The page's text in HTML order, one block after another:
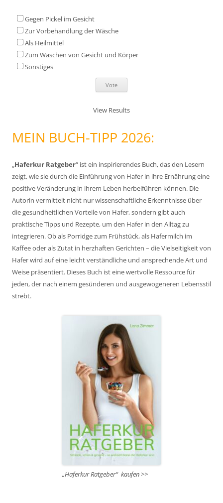
Gegen Pickel im Gesicht
Zur Vorbehandlung der Wäsche
Als Heilmittel
Zum Waschen von Gesicht und Körper
Sonstiges
View Results
MEIN BUCH-TIPP 2026:
Haferkur Ratgeber“ ist ein inspirierendes Buch, das den Lesern
zeigt, wie sie durch die Einführung von Hafer in ihre Ernährung eine
positive Veränderung in ihrem Leben herbeiführen können. Die
Autorin vermittelt nicht nur wissenschaftliche Erkenntnisse über
die gesundheitlichen Vorteile von Hafer, sondern gibt auch
praktische Tipps und Rezepte, um den Hafer in den Alltag zu
integrieren. Ob als Porridge zum Frühstück, als Hafermilch im
Kaffee oder als Zutat in herzhaften Gerichten – die Vielseitigkeit von
Hafer wird auf eine leicht verständliche und ansprechende Art und
Weise präsentiert. Dieses Buch ist eine wertvolle Ressource für
jeden, der nach einem gesünderen und ausgewogeneren Lebensstil
strebt.
„Haferkur Ratgeber“ kaufen >>